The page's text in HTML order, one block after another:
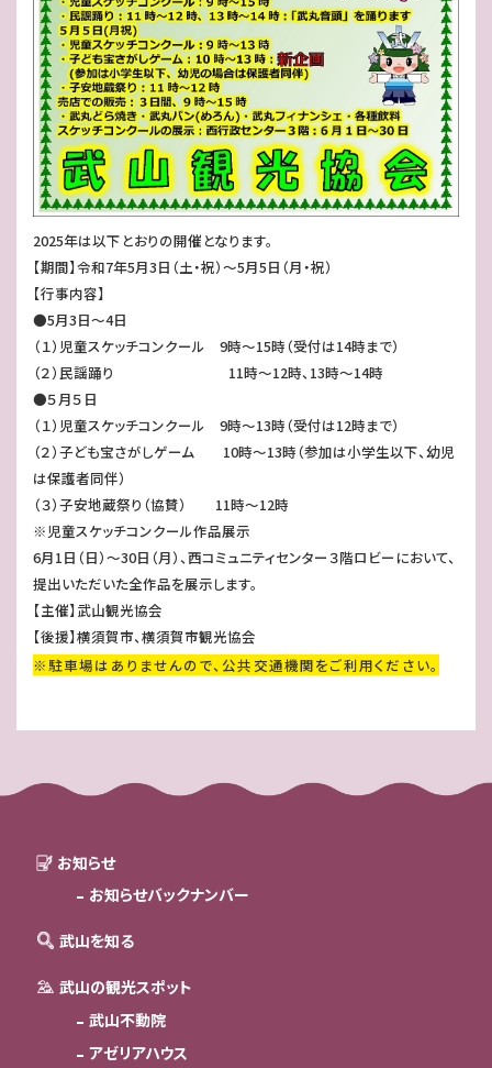
2025年は以下とおりの開催となります。
【期間】令和7年5月3日（土・祝）～5月5日（月・祝）
【行事内容】
●5月3日～4日
（１）児童スケッチコンクール 9時～15時（受付は14時まで）
（２）民謡踊り 11時～12時、13時～14時
●５月５日
（１）児童スケッチコンクール 9時～13時（受付は12時まで）
（２）子ども宝さがしゲーム 10時～13時（参加は小学生以下、幼児
は保護者同伴）
（３）子安地蔵祭り（協賛） 11時～12時
※児童スケッチコンクール作品展示
6月1日（日）～30日（月）、西コミュニティセンター３階ロビーにおいて、
提出いただいた全作品を展示します。
【主催】武山観光協会
【後援】横須賀市、横須賀市観光協会
※駐車場はありませんので、公共交通機関をご利用ください。
お知らせ
お知らせバックナンバー
武山を知る
武山の観光スポット
武山不動院
アゼリアハウス